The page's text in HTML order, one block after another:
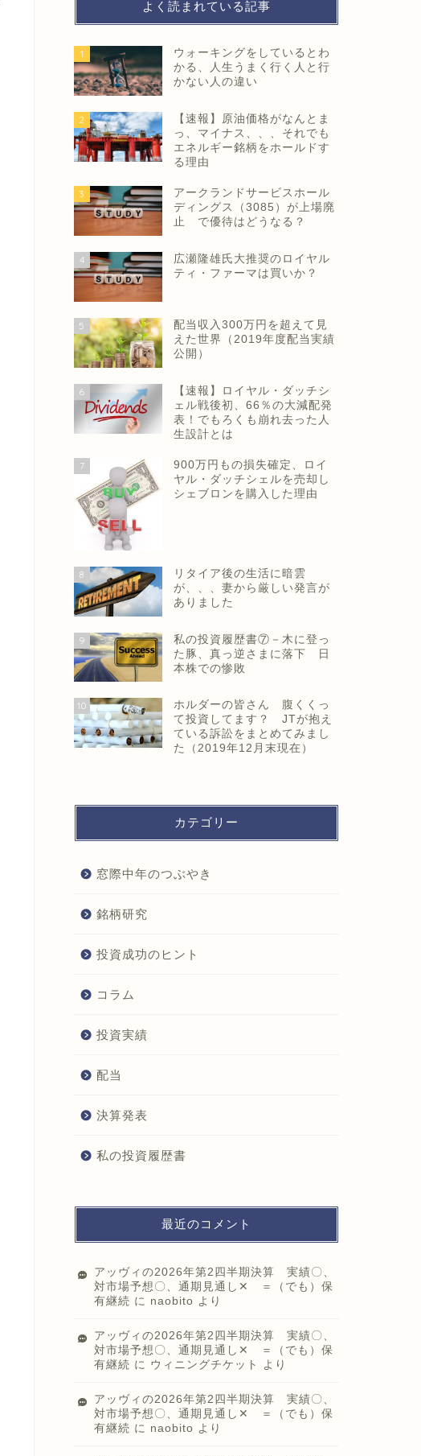
よく読まれている記事
1
ウォーキングをしているとわ
かる、人生うまく行く人と行
かない人の違い
2
【速報】原油価格がなんとま
っ、マイナス、、、それでも
エネルギー銘柄をホールドす
る理由
3
アークランドサービスホール
ディングス（3085）が上場廃
止 で優待はどうなる？
4
広瀬隆雄氏大推奨のロイヤル
ティ・ファーマは買いか？
5
配当収入300万円を超えて見
えた世界（2019年度配当実績
公開）
6
【速報】ロイヤル・ダッチシ
ェル戦後初、66％の大減配発
表！でもろくも崩れ去った人
生設計とは
7
900万円もの損失確定、ロイ
ヤル・ダッチシェルを売却し
シェブロンを購入した理由
8
リタイア後の生活に暗雲
が、、、妻から厳しい発言が
ありました
9
私の投資履歴書⑦－木に登っ
た豚、真っ逆さまに落下 日
本株での惨敗
10
ホルダーの皆さん 腹くくっ
て投資してます？ JTが抱え
ている訴訟をまとめてみまし
た（2019年12月末現在）
カテゴリー
窓際中年のつぶやき
銘柄研究
投資成功のヒント
コラム
投資実績
配当
決算発表
私の投資履歴書
最近のコメント
アッヴィの2026年第2四半期決算 実績〇、
対市場予想〇、通期見通し✕ ＝（でも）保
有継続 に naobito より
アッヴィの2026年第2四半期決算 実績〇、
対市場予想〇、通期見通し✕ ＝（でも）保
有継続 に ウィニングチケット より
アッヴィの2026年第2四半期決算 実績〇、
対市場予想〇、通期見通し✕ ＝（でも）保
有継続 に naobito より